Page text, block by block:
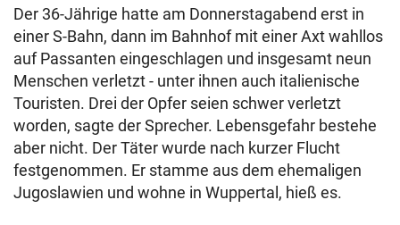
Der 36-Jährige hatte am Donnerstagabend erst in
einer S-Bahn, dann im Bahnhof mit einer Axt wahllos
auf Passanten eingeschlagen und insgesamt neun
Menschen verletzt - unter ihnen auch italienische
Touristen. Drei der Opfer seien schwer verletzt
worden, sagte der Sprecher. Lebensgefahr bestehe
aber nicht. Der Täter wurde nach kurzer Flucht
festgenommen. Er stamme aus dem ehemaligen
Jugoslawien und wohne in Wuppertal, hieß es.